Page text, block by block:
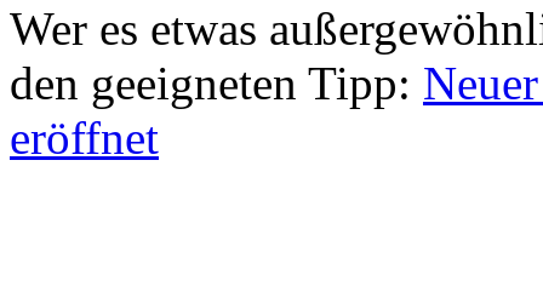
Wer es etwas
den geeigneten Tipp:
eröffnet